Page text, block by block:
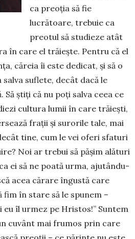
ca preoția să fie
lucrătoare, trebuie ca
preotul să studieze atât
în care el trăiește. Pentru că el
căreia îi este dedicat, și să o
suflete, decât dacă le
Să știți că nu poți salva ceea ce
cultura lumii în care trăiești,
frații și surorile tale, mai
tine, cum le vei oferi sfaturi
Noi ar trebui să pășim alături
ei să ne poată urma, ajutându-
acea cărare ­îngustă care
fim în stare să le spunem –
eu îl urmez pe Hristos!” Suntem
cuvânt mai frumos prin care